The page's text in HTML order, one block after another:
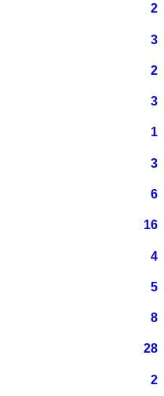
2
3
2
3
1
3
6
16
4
5
8
28
2